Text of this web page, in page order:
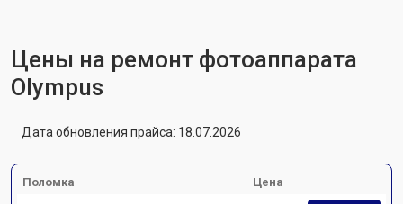
Цены на ремонт фотоаппарата
Olympus
Дата обновления прайса: 18.07.2026
Поломка Цена